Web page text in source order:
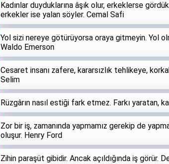
Kadınlar duyduklarına âşık olur, erkeklerse
erkekler ise yalan söyler. Cemal Safi
Yol sizi nereye götürüyorsa oraya gitmeyin. Yol
Waldo Emerson
Cesaret insanı zafere, kararsızlık tehlikeye,
Selim
Rüzgârın nasıl estiği fark etmez. Farkı yaratan,
Zor bir iş, zamanında yapmamız gerekip de
oluşur. Henry Ford
Zihin paraşüt gibidir. Ancak açıldığında iş görür.